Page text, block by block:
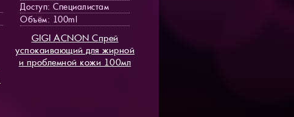
Доступ: Специалистам
Объём: 100ml
GIGI ACNON Спрей
успокаивающий для жирной
и проблемной кожи 100мл